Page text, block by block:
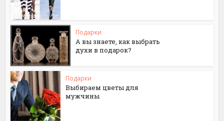
Подарки
А вы знаете, как выбрать
духи в подарок?
Подарки
Выбираем цветы для
мужчины